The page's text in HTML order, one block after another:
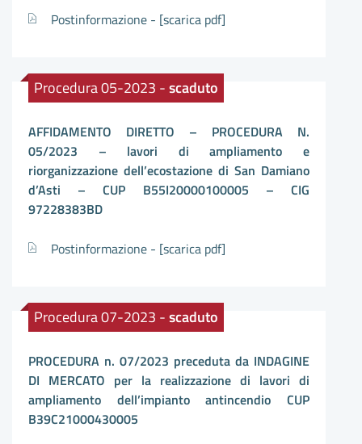
Postinformazione - [scarica pdf]
Procedura 05-2023 -scaduto
AFFIDAMENTO DIRETTO – PROCEDURA N.
05/2023 – lavori di ampliamento e
riorganizzazione dell’ecostazione di San Damiano
d’Asti – CUP B55I20000100005 – CIG
97228383BD
Postinformazione - [scarica pdf]
Procedura 07-2023 -scaduto
PROCEDURA n. 07/2023 preceduta da INDAGINE
DI MERCATO per la realizzazione di lavori di
ampliamento dell’impianto antincendio CUP
B39C21000430005